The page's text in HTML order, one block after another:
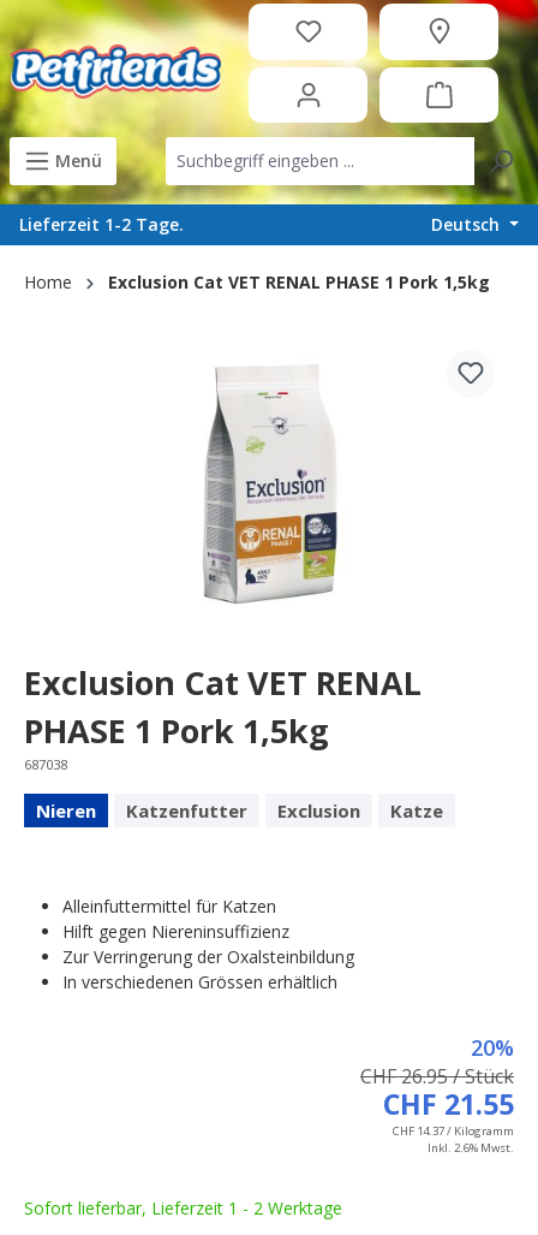
content
Menü
Lieferzeit 1-2 Tage. Deutsch
Home Exclusion Cat VET RENAL PHASE 1 Pork 1,5kg
Exclusion Cat VET RENAL
PHASE 1 Pork 1,5kg
687038
Nieren Katzenfutter Exclusion Katze
Alleinfuttermittel für Katzen
Hilft gegen Niereninsuffizienz
Zur Verringerung der Oxalsteinbildung
In verschiedenen Grössen erhältlich
20%
CHF 26.95 / Stück
CHF 21.55
CHF 14.37 / Kilogramm
Inkl. 2.6% Mwst.
Sofort lieferbar, Lieferzeit 1 - 2 Werktage